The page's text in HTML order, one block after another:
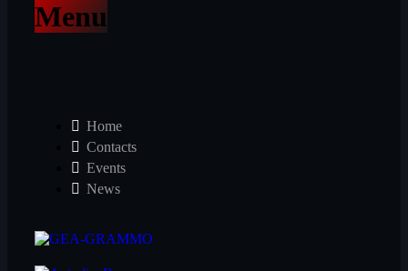
Menu
Home
Contacts
Events
News